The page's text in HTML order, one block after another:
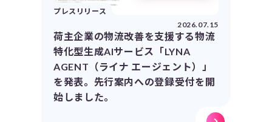
プレスリリース
2026.07.15
荷主企業の物流改善を支援する物流
特化型生成AIサービス「LYNA
AGENT（ライナ エージェント）」
を発表。先行案内への登録受付を開
始しました。